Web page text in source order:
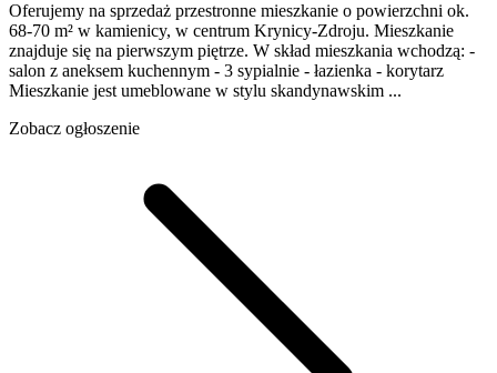
Oferujemy na sprzedaż przestronne mieszkanie o powierzchni ok.
68-70 m² w kamienicy, w centrum Krynicy-Zdroju. Mieszkanie
znajduje się na pierwszym piętrze. W skład mieszkania wchodzą: -
salon z aneksem kuchennym - 3 sypialnie - łazienka - korytarz
Mieszkanie jest umeblowane w stylu skandynawskim ...
Zobacz ogłoszenie